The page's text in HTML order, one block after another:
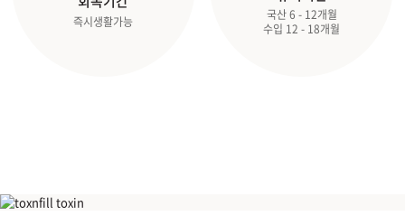
즉시생활가능
국산 6 - 12개월
수입 12 - 18개월